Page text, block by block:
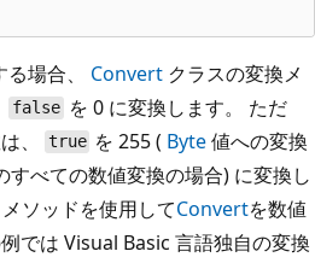
場合、 Convert クラスの変換メ
falseを 0 に変換します。 ただ
、
true を 255 ( Byte値への変換
すべての数値変換の場合) に変換し
メソッドを使用してConvertを数値
では Visual Basic 言語独自の変換